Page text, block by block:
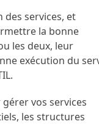
des services, et
la bonne
les deux, leur
exécution du
vos services
les structures